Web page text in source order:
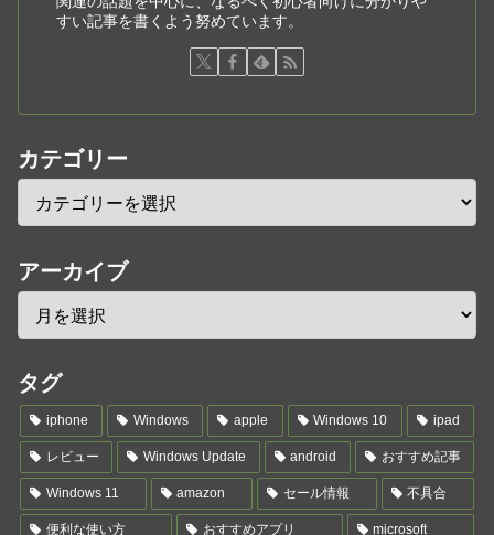
すい記事を書くよう努めています。
カテゴリー
アーカイブ
タグ
iphone Windows apple Windows 10 ipad
レビュー Windows Update android おすすめ記事
Windows 11 amazon セール情報 不具合
便利な使い方 おすすめアプリ microsoft